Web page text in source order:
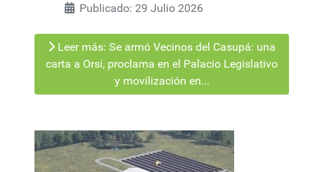
Publicado: 29 Julio 2026
Leer más: Se armó Vecinos del Casupá: una
carta a Orsi, proclama en el Palacio Legislativo
y movilización en...